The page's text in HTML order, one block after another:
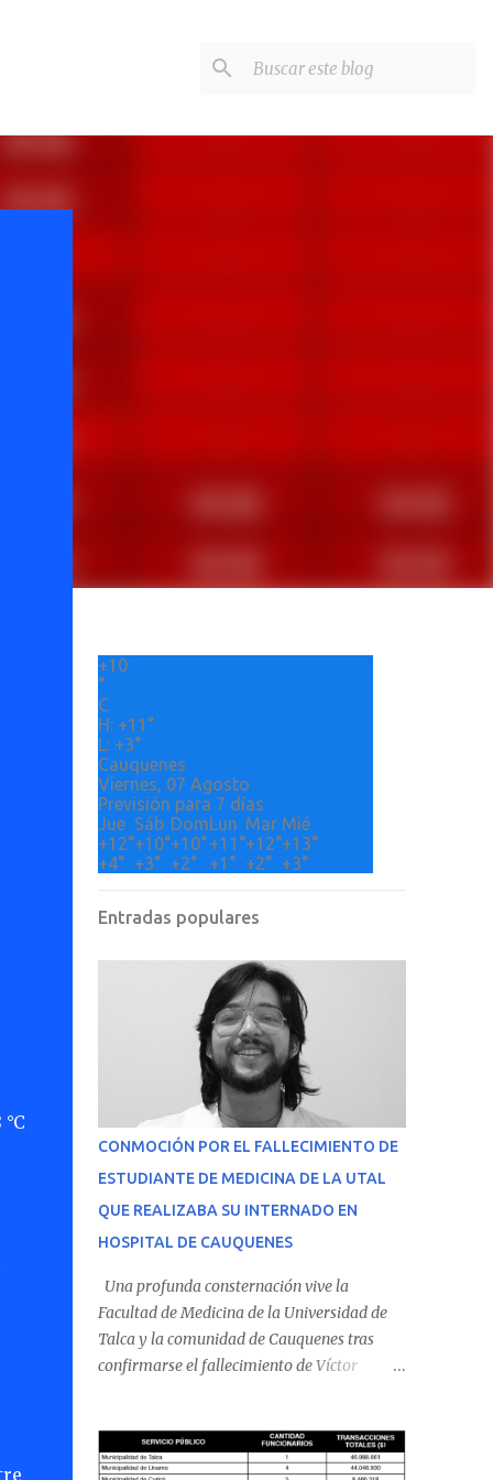
+10
°
C
H: +11°
L: +3°
Cauquenes
Viernes, 07 Agosto
Previsión para 7 días
Jue Sáb DomLun Mar Mié
+12°+10°+10°+11°+12°+13°
+4° +3° +2° +1° +2° +3°
Entradas populares
CONMOCIÓN POR EL FALLECIMIENTO DE
ESTUDIANTE DE MEDICINA DE LA UTAL
QUE REALIZABA SU INTERNADO EN
HOSPITAL DE CAUQUENES
Una profunda consternación vive la
Facultad de Medicina de la Universidad de
Talca y la comunidad de Cauquenes tras
confirmarse el fallecimiento de Víctor
Cauquenes. De acuerdo con los antecedentes
conocidos, el joven se presentó a cumplir su